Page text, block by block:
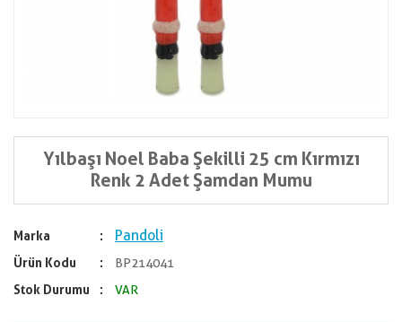
Yılbaşı Noel Baba Şekilli 25 cm Kırmızı
Renk 2 Adet Şamdan Mumu
Marka Pandoli
Ürün Kodu
BP214041
Stok Durumu
VAR